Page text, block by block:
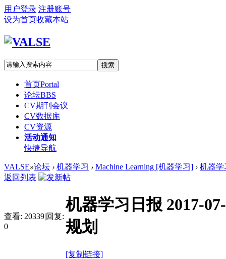
用户登录 注册账号
设为首页收藏本站
搜索
首页Portal
论坛BBS
CV期刊会议
CV数据库
CV资源
活动通知
快捷导航
VALSE»论坛 › 机器学习 › Machine Learning [机器学习] › 机器学
返回列表
查看: 20339|回复:
0
机器学习日报 2017-
规划
[复制链接]